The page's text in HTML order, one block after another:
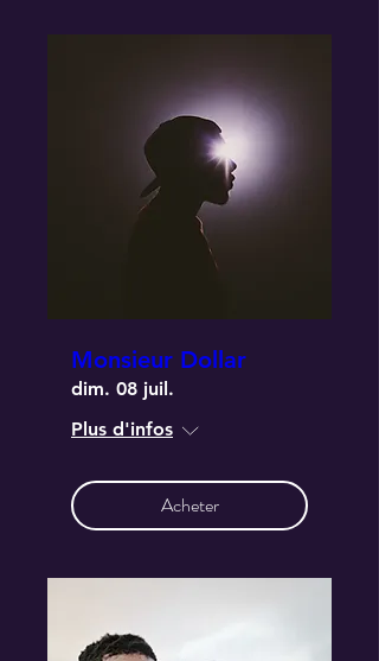
Monsieur Dollar
dim. 08 juil.
Plus d'infos
Acheter